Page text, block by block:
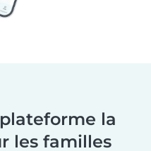
la
les familles